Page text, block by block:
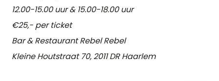
12.00-15.00 uur & 15.00-18.00 uur
€25,- per ticket
Bar & Restaurant Rebel Rebel
Kleine Houtstraat 70, 2011 DR Haarlem